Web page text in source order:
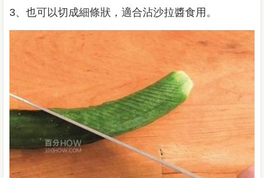
3、也可以切成細條狀，適合沾沙拉醬食用。